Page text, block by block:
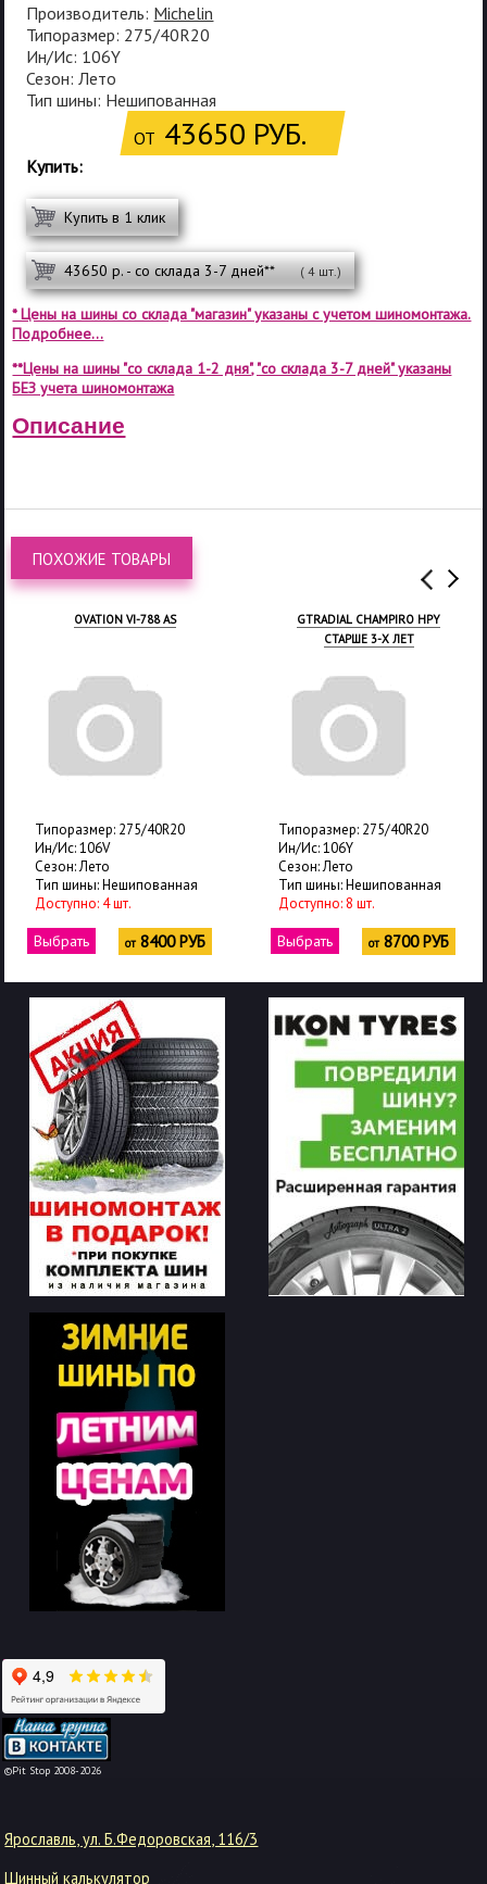
Производитель: Michelin
Типоразмер: 275/40R20
Ин/Ис: 106Y
Сезон: Лето
Тип шины: Нешипованная
ОТ 43650 РУБ.
Купить:
Купить в 1 клик
43650 р. - со склада 3-7 дней** ( 4 шт.)
* Цены на шины со склада "магазин" указаны с учетом шиномонтажа.
Подробнее...
**Цены на шины "со склада 1-2 дня", "со склада 3-7 дней" указаны
БЕЗ учета шиномонтажа
Описание
ПОХОЖИЕ ТОВАРЫ
OVATION VI-788 AS
Типоразмер: 275/40R20
Ин/Ис: 106V
Сезон: Лето
Тип шины: Нешипованная
Доступно: 4 шт.
Выбрать от8400 РУБ
GTRADIAL CHAMPIRO HPY
СТАРШЕ 3-Х ЛЕТ
Типоразмер: 275/40R20
Ин/Ис: 106Y
Сезон: Лето
Тип шины: Нешипованная
Доступно: 8 шт.
Выбрать от8700 РУБ
©Pit Stop 2008-2026
-->
Ярославль, ул. Б.Федоровская, 116/3
Шинный калькулятор